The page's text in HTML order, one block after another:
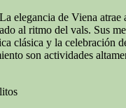
elegancia de Viena atrae
al ritmo del vals. Sus
clásica y la celebración
son actividades